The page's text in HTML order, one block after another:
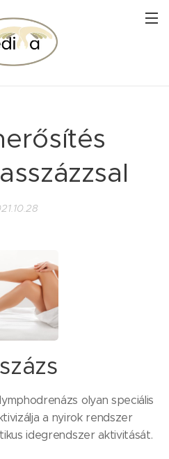
olyan speciális
a nyirok rendszer
idegrendszer aktivitását.